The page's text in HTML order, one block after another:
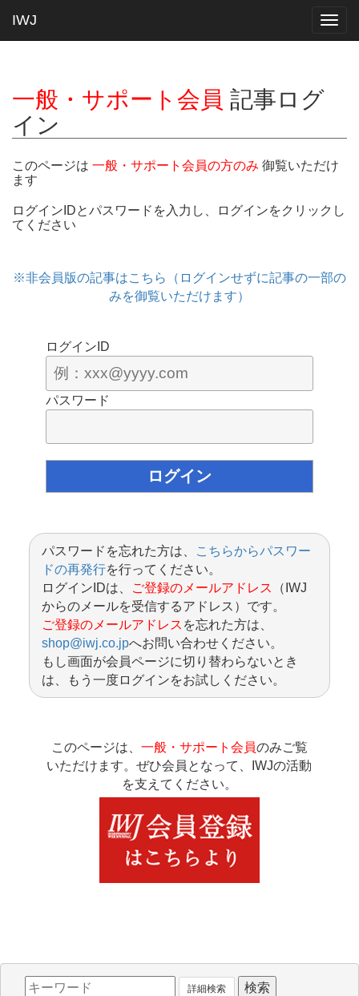
IWJ
一般・サポート会員 記事ログ
イン
このページは 一般・サポート会員の方のみ 御覧いただけ
ます
ログインIDとパスワードを入力し、ログインをクリックし
てください
※非会員版の記事はこちら（ログインせずに記事の一部の
みを御覧いただけます）
ログインID
パスワード
パスワードを忘れた方は、
こちらからパスワー
ドの再発行を行ってください。
ログインIDは、
ご登録のメールアドレス
（IWJ
からのメールを受信するアドレス）です。
ご登録のメールアドレス を忘れた方は、
shop@iwj.co.jpへお問い合わせください。
もし画面が会員ページに切り替わらないとき
は、もう一度ログインをお試しください。
このページは、 一般・サポート会員のみご覧
いただけます。ぜひ会員となって、IWJの活動
を支えてください。
詳細検索